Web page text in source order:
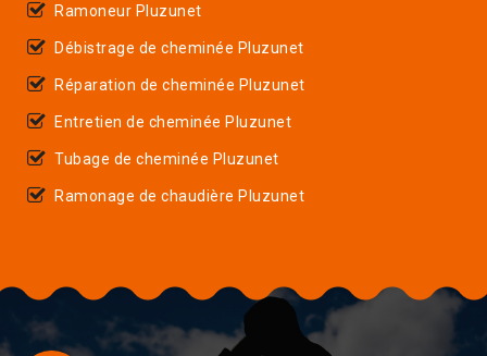
Ramoneur Pluzunet
Débistrage de cheminée Pluzunet
Réparation de cheminée Pluzunet
Entretien de cheminée Pluzunet
Tubage de cheminée Pluzunet
Ramonage de chaudière Pluzunet